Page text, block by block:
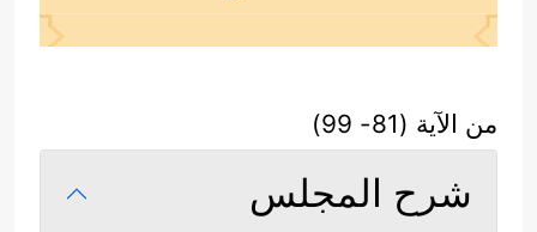
من الآية (81- 99)
شرح المجلس